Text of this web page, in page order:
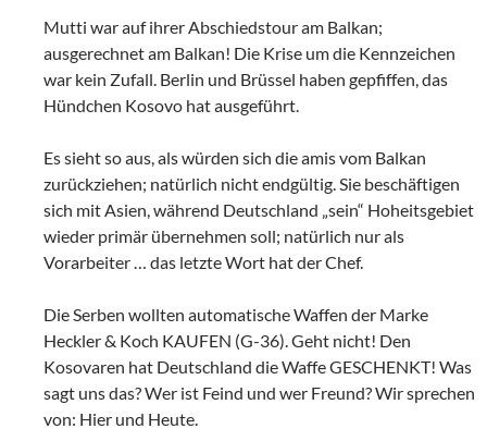
Mutti war auf ihrer Abschiedstour am Balkan;
ausgerechnet am Balkan! Die Krise um die Kennzeichen
war kein Zufall. Berlin und Brüssel haben gepfiffen, das
Hündchen Kosovo hat ausgeführt.
Es sieht so aus, als würden sich die amis vom Balkan
zurückziehen; natürlich nicht endgültig. Sie beschäftigen
sich mit Asien, während Deutschland „sein“ Hoheitsgebiet
wieder primär übernehmen soll; natürlich nur als
Vorarbeiter … das letzte Wort hat der Chef.
Die Serben wollten automatische Waffen der Marke
Heckler & Koch KAUFEN (G-36). Geht nicht! Den
Kosovaren hat Deutschland die Waffe GESCHENKT! Was
sagt uns das? Wer ist Feind und wer Freund? Wir sprechen
von: Hier und Heute.